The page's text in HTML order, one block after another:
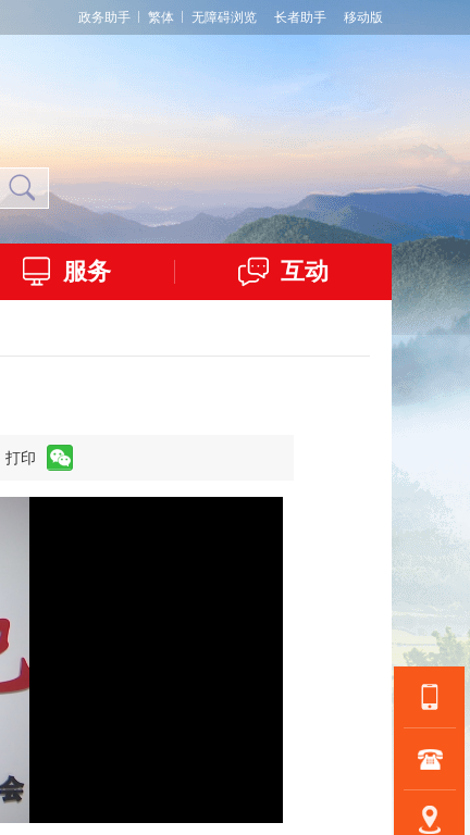
政务助手 繁体 无障碍浏览 长者助手 移动版
服务 互动
打印